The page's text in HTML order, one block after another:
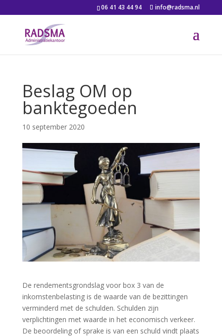
06 41 43 44 94 info@radsma.nl
Beslag OM op
banktegoeden
10 september 2020
De rendementsgrondslag voor box 3 van de
inkomstenbelasting is de waarde van de bezittingen
verminderd met de schulden. Schulden zijn
verplichtingen met waarde in het economisch verkeer.
De beoordeling of sprake is van een schuld vindt plaats